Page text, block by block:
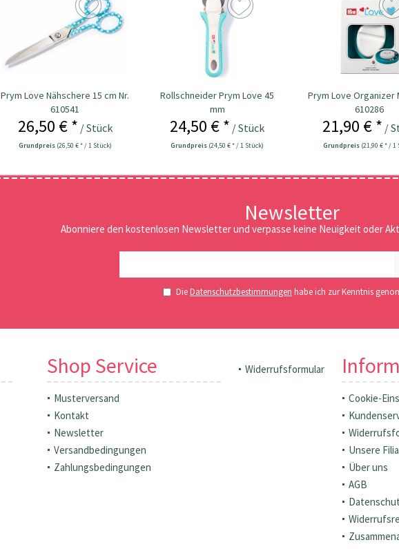
Prym Love Nähschere 15 cm Nr.
610541
26,50 € * / Stück
Grundpreis (26,50 € * / 1 Stück)
Rollschneider Prym Love 45
mm
24,50 € * / Stück
Grundpreis (24,50 € * / 1 Stück)
Prym Love Organizer
610286
21,90 € * /
Grundpreis (21,90 € * / 1
Newsletter
Abonniere den kostenlosen Newsletter und verpasse keine Neuigkeit oder
DieDatenschutzbestimmungen habe ich zur Kenntnis
Shop Service
Musterversand
Kontakt
Newsletter
Versandbedingungen
Zahlungsbedingungen
Widerrufsformular
Cookie-
Unsere
Über uns
AGB